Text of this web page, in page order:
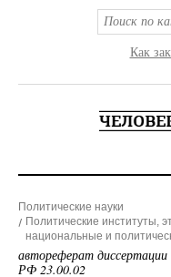
Как
Политические науки
Политические институты,
национальные и
автореферат
РФ 23.00.02